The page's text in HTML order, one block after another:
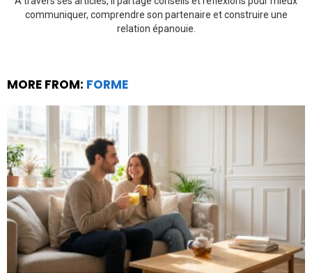
communiquer, comprendre son partenaire et construire une
relation épanouie.
MORE FROM: FORME